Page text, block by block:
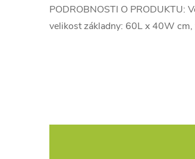
PODROBNOSTI O PRODUKTU:
velikost základny: 60L x 40W